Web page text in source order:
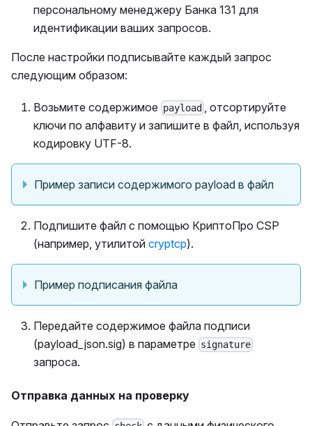
персональному менеджеру Банка 131 для
идентификации ваших запросов.
После настройки подписывайте каждый запрос
следующим образом:
Возьмите содержимое payload
, отсортируйте
ключи по алфавиту и запишите в файл, используя
кодировку UTF-8.
Пример записи содержимого payload в файл
Подпишите файл с помощью КриптоПро CSP
(например, утилитой cryptcp).
Пример подписания файла
Передайте содержимое файла подписи
(payload_json.sig) в параметре signature
запроса.
Отправка данных на проверку